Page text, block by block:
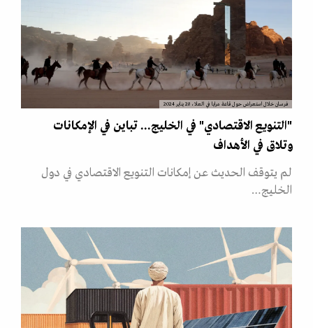
فرسان خلال استعراض حول قاعة مرايا في العلا، 28 يناير 2024
"التنويع الاقتصادي" في الخليج... تباين في الإمكانات
وتلاق في الأهداف
لم يتوقف الحديث عن إمكانات التنويع الاقتصادي في دول
الخليج…